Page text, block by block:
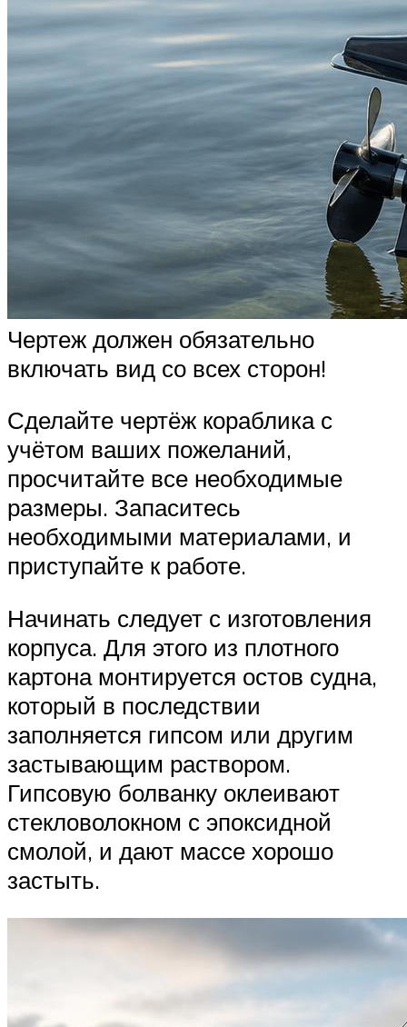
Чертеж должен обязательно
включать вид со всех сторон!
Сделайте чертёж кораблика с
учётом ваших пожеланий,
просчитайте все необходимые
размеры. Запаситесь
необходимыми материалами, и
приступайте к работе.
Начинать следует с изготовления
корпуса. Для этого из плотного
картона монтируется остов судна,
который в последствии
заполняется гипсом или другим
застывающим раствором.
Гипсовую болванку оклеивают
стекловолокном с эпоксидной
смолой, и дают массе хорошо
застыть.